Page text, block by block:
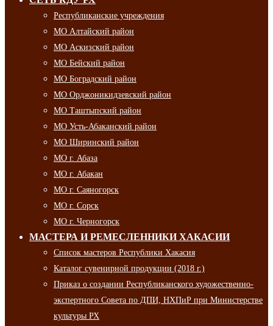
Республиканские учреждения
МО Алтайский район
МО Аскизский район
МО Бейский район
МО Боградский район
МО Орджоникидзевский район
МО Таштыпский район
МО Усть-Абаканский район
МО Ширинский район
МО г. Абаза
МО г. Абакан
МО г. Саяногорск
МО г. Сорск
МО г. Черногорск
МАСТЕРА И РЕМЕСЛЕННИКИ ХАКАСИИ
Список мастеров Республики Хакасия
Каталог сувенирной продукции (2018 г.)
Приказ о создании Республиканского художественно-
экспертного Совета по ДПИ, НХПиР при Министерстве
культуры РХ